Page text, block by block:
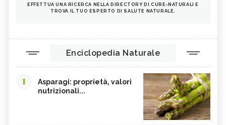
EFFETTUA UNA RICERCA NELLA DIRECTORY DI CURE-NATURALI E
TROVA IL TUO ESPERTO DI SALUTE NATURALE.
Enciclopedia Naturale
1
Asparagi: proprietà, valori
nutrizionali...